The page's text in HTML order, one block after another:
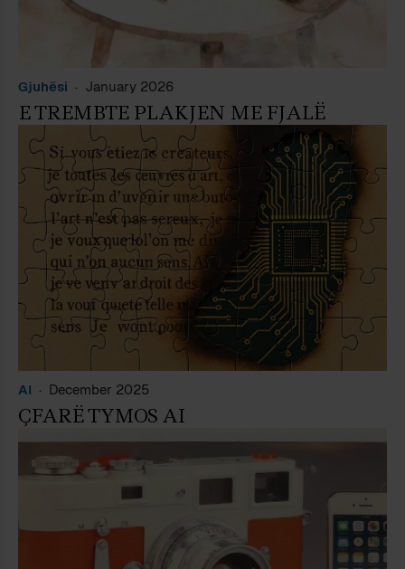
Gjuhësi January 2026
E TREMBTE PLAKJEN ME FJALË
AI December 2025
ÇFARË TYMOS AI